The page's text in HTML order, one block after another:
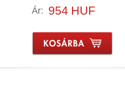
Ár: 954 HUF